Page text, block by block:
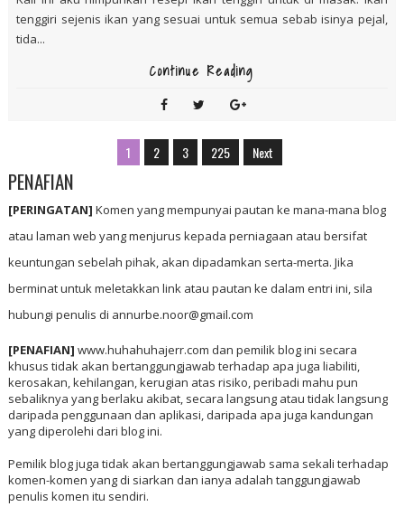
10 RESEPI IKAN TENGGIRI YANG MUDAH DI MASAK
SEDAP BERSELERA
Noor Akma 10/31/2021 01:25:00 AM
Kali ini aku himpunkan resepi ikan tenggiri untuk di masak. Ikan
tida...
Continue Reading
1 2 3 225 Next
PENAFIAN